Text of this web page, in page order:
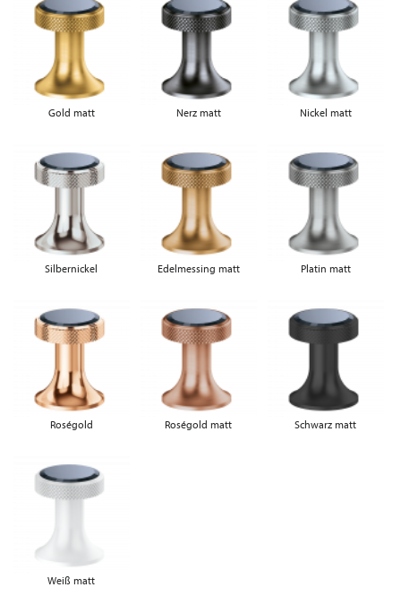
Gold matt Nerz matt Nickel matt
Silbernickel Edelmessing matt Platin matt
Roségold Roségold matt Schwarz matt
Weiß matt